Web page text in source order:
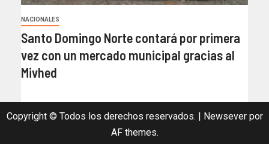
NACIONALES
Santo Domingo Norte contará por primera
vez con un mercado municipal gracias al
Mivhed
Copyright © Todos los derechos reservados. Newseverpor
AF themes.